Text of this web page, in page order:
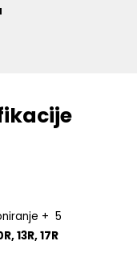
+ 5
13R, 17R